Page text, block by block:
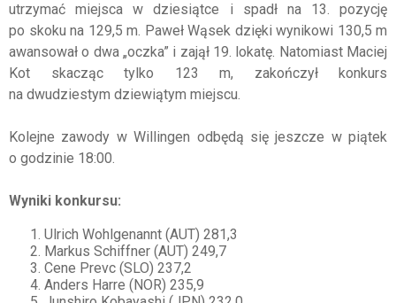
utrzymać miejsca w dziesiątce i spadł na 13. pozycję
po skoku na 129,5 m. Paweł Wąsek dzięki wynikowi 130,5 m
awansował o dwa „oczka” i zajął 19. lokatę. Natomiast Maciej
Kot skacząc tylko 123 m, zakończył konkurs
na dwudziestym dziewiątym miejscu.
Kolejne zawody w Willingen odbędą się jeszcze w piątek
o godzinie 18:00.
Wyniki konkursu:
Ulrich Wohlgenannt (AUT) 281,3
Markus Schiffner (AUT) 249,7
Cene Prevc (SLO) 237,2
Anders Harre (NOR) 235,9